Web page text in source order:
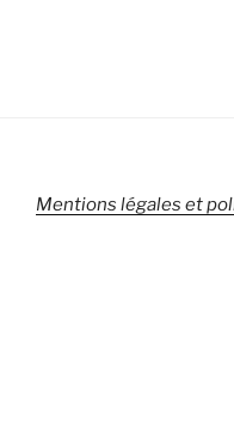
Mentions légales et